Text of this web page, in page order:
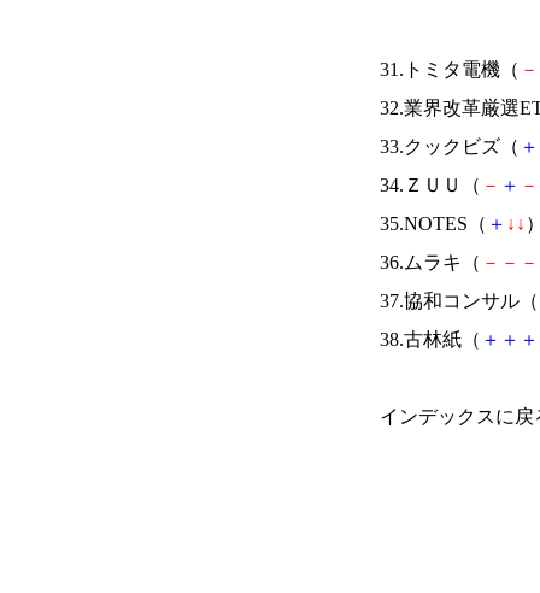
31.トミタ電機（ －
32.業界改革厳選
33.クックビズ（ ＋
34.ＺＵＵ（ － ＋ －
35.NOTES（ ＋ ↓ ↓
36.ムラキ（ － － －
37.協和コンサル（
38.古林紙（ ＋ ＋ ＋
インデックスに戻